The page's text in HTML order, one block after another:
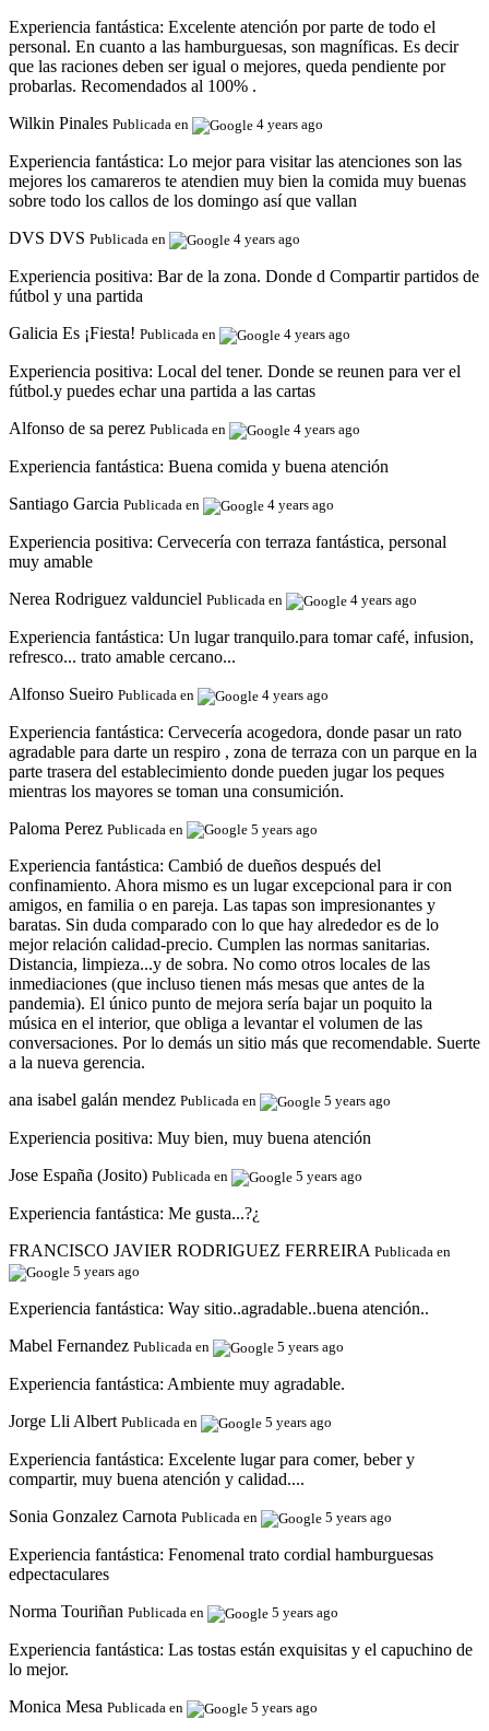
Experiencia fantástica: Excelente atención por parte de todo el
personal. En cuanto a las hamburguesas, son magníficas. Es decir
que las raciones deben ser igual o mejores, queda pendiente por
probarlas. Recomendados al 100% .
Wilkin Pinales Publicada en 4 years ago
Experiencia fantástica: Lo mejor para visitar las atenciones son las
mejores los camareros te atendien muy bien la comida muy buenas
sobre todo los callos de los domingo así que vallan
DVS DVS Publicada en 4 years ago
Experiencia positiva: Bar de la zona. Donde d Compartir partidos de
fútbol y una partida
Galicia Es ¡Fiesta! Publicada en 4 years ago
Experiencia positiva: Local del tener. Donde se reunen para ver el
fútbol.y puedes echar una partida a las cartas
Alfonso de sa perez Publicada en 4 years ago
Experiencia fantástica: Buena comida y buena atención
Santiago Garcia Publicada en 4 years ago
Experiencia positiva: Cervecería con terraza fantástica, personal
muy amable
Nerea Rodriguez valdunciel Publicada en 4 years ago
Experiencia fantástica: Un lugar tranquilo.para tomar café, infusion,
refresco... trato amable cercano...
Alfonso Sueiro Publicada en 4 years ago
Experiencia fantástica: Cervecería acogedora, donde pasar un rato
agradable para darte un respiro , zona de terraza con un parque en la
parte trasera del establecimiento donde pueden jugar los peques
mientras los mayores se toman una consumición.
Paloma Perez Publicada en 5 years ago
Experiencia fantástica: Cambió de dueños después del
confinamiento. Ahora mismo es un lugar excepcional para ir con
amigos, en familia o en pareja. Las tapas son impresionantes y
baratas. Sin duda comparado con lo que hay alrededor es de lo
mejor relación calidad-precio. Cumplen las normas sanitarias.
Distancia, limpieza...y de sobra. No como otros locales de las
inmediaciones (que incluso tienen más mesas que antes de la
pandemia). El único punto de mejora sería bajar un poquito la
música en el interior, que obliga a levantar el volumen de las
conversaciones. Por lo demás un sitio más que recomendable. Suerte
a la nueva gerencia.
ana isabel galán mendez Publicada en 5 years ago
Experiencia positiva: Muy bien, muy buena atención
Jose España (Josito) Publicada en 5 years ago
Experiencia fantástica: Me gusta...?¿
FRANCISCO JAVIER RODRIGUEZ FERREIRA Publicada en
5 years ago
Experiencia fantástica: Way sitio..agradable..buena atención..
Mabel Fernandez Publicada en 5 years ago
Experiencia fantástica: Ambiente muy agradable.
Jorge Lli Albert Publicada en 5 years ago
Experiencia fantástica: Excelente lugar para comer, beber y
compartir, muy buena atención y calidad....
Sonia Gonzalez Carnota Publicada en 5 years ago
Experiencia fantástica: Fenomenal trato cordial hamburguesas
edpectaculares
Norma Touriñan Publicada en 5 years ago
Experiencia fantástica: Las tostas están exquisitas y el capuchino de
lo mejor.
Monica Mesa Publicada en 5 years ago